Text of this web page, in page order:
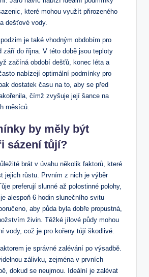
které mohou využít přirozeného
dešťové vody.
je také vhodným obdobím pro
září do října. V této době jsou teploty
začíná období dešťů, konec léta a
nabízejí optimální podmínky pro
dostatek času na to, aby se před
čímž zvyšuje její šance na
měsíců.
by měly být
sázení tůjí?
brát v úvahu několik faktorů, které
jejich růstu. Prvním z nich je výběr
preferují slunné až polostinné polohy,
alespoň 6 hodin slunečního svitu
aby půda byla dobře propustná,
živin. Těžké jílové půdy mohou
vody, což je pro kořeny tůjí škodlivé.
je správné zalévání po výsadbě.
zálivku, zejména v prvních
dokud se neujmou. Ideální je zalévat